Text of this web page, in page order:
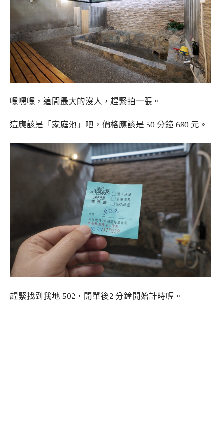
嘿嘿嘿，這間最大的沒人，趕緊拍一張。
這應該是「家庭池」吧，價格應該是 50 分鐘 680 元。
趕緊找到我地 502，開單後2 分鐘開始計時喔。